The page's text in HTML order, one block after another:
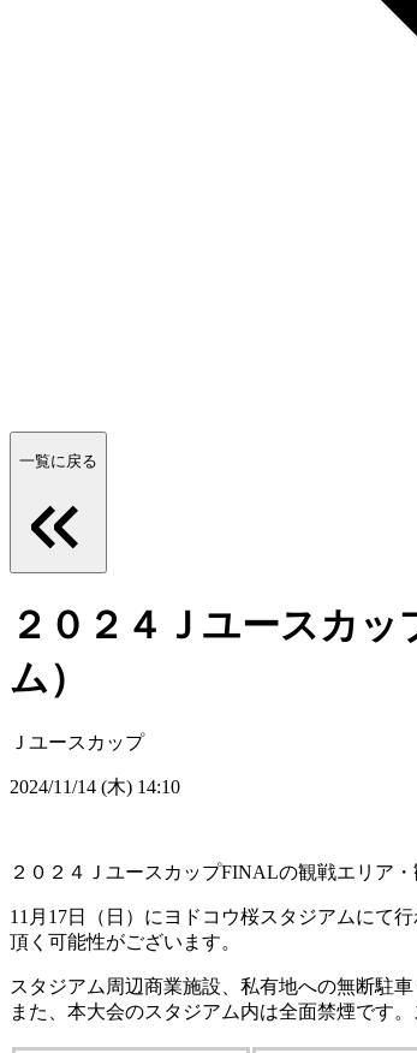
一覧に戻る
２０２４Ｊユースカ
ム）
Ｊユースカップ
2024/11/14 (木) 14:10
２０２４ＪユースカップFINALの観戦エリア
11月17日（日）にヨドコウ桜スタジアムにて
頂く可能性がございます。
スタジアム周辺商業施設、私有地への無断駐
また、本大会のスタジアム内は全面禁煙です